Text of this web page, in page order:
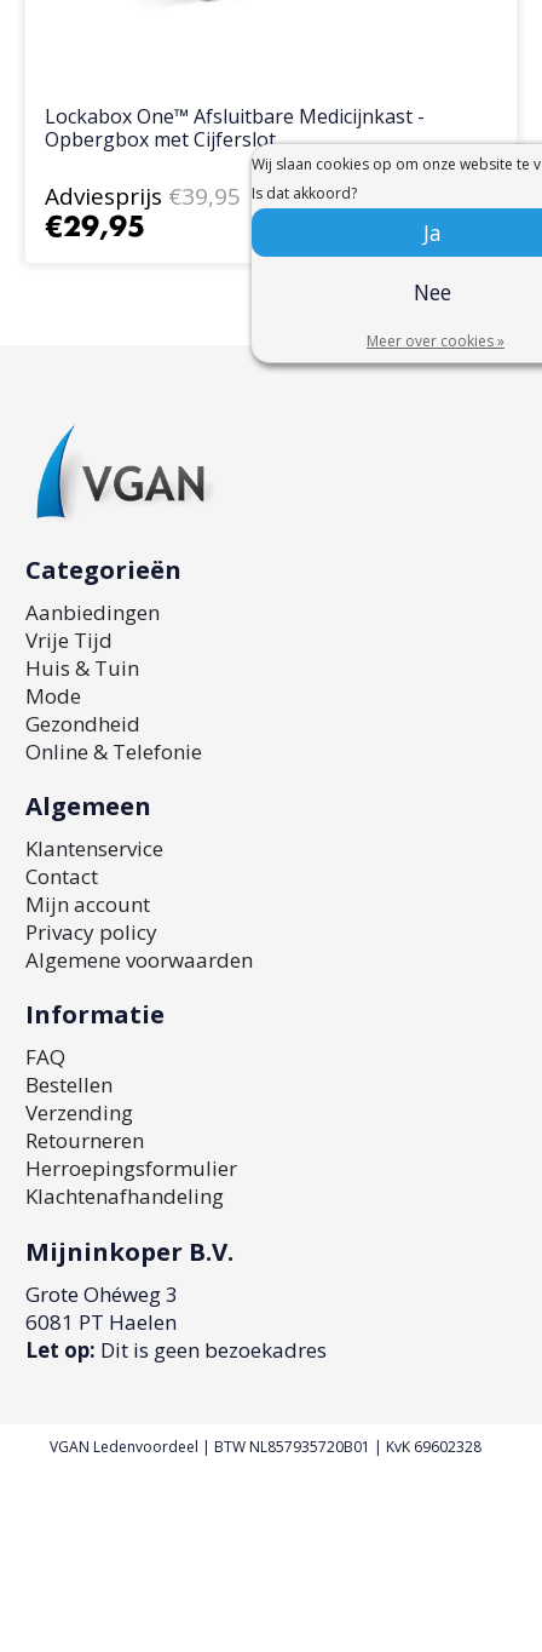
Lockabox One™ Afsluitbare Medicijnkast -
Opbergbox met Cijferslot
Adviesprijs €39,95
€29,95
Categorieën
Aanbiedingen
Vrije Tijd
Huis & Tuin
Mode
Gezondheid
Online & Telefonie
Algemeen
Klantenservice
Contact
Mijn account
Privacy policy
Algemene voorwaarden
Informatie
FAQ
Bestellen
Verzending
Retourneren
Herroepingsformulier
Klachtenafhandeling
Mijninkoper B.V.
Grote Ohéweg 3
6081 PT Haelen
Let op: Dit is geen bezoekadres
VGAN Ledenvoordeel | BTW NL857935720B01 | KvK 69602328
Wij slaan cookies op om onze website te
Is dat akkoord?
Ja
Nee
Meer over cookies »